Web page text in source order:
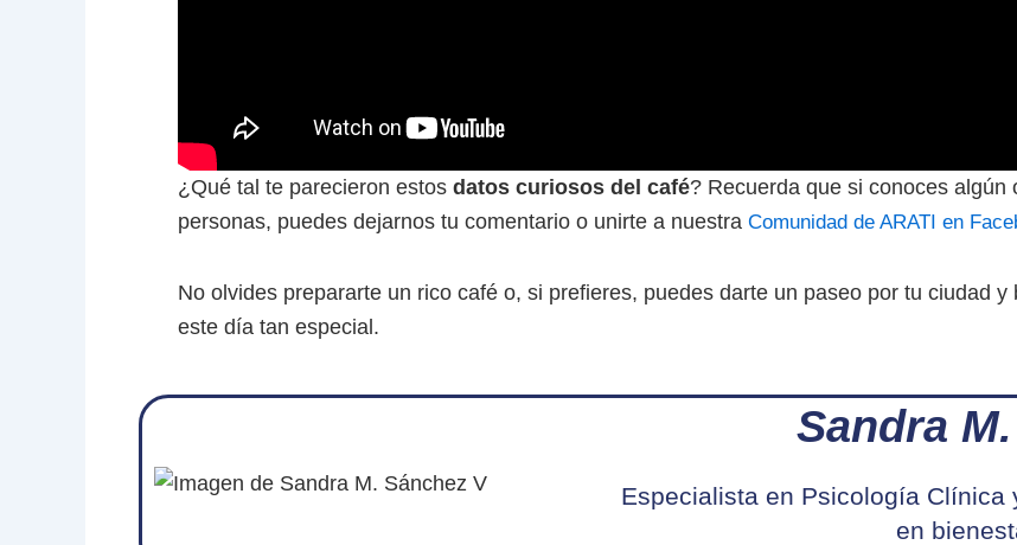
¿Qué tal te parecieron estos datos curiosos del café? Recuerda que si conoces
personas, puedes dejarnos tu comentario o unirte a nuestra Comunidad de ARATI en
No olvides prepararte un rico café o, si prefieres, puedes darte un paseo por tu ciudad
este día tan especial.
Sandra
Especialista en Psicología Clínica
en